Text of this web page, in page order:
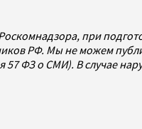
при
РФ. Мы не можем
57 ФЗ о СМИ). В случае